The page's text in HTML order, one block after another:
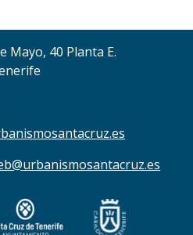
Mayo, 40 Planta E.